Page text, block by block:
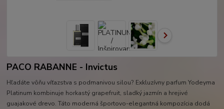
PACO RABANNE - Invictus
Hľadáte vôňu víťazstva s podmanivou silou? Exkluzívny parfum Yodeyma
Platinum kombinuje horkastý grapefruit, sladký jazmín a hrejivé
guajakové drevo. Táto moderná športovo-elegantná kompozícia dodá